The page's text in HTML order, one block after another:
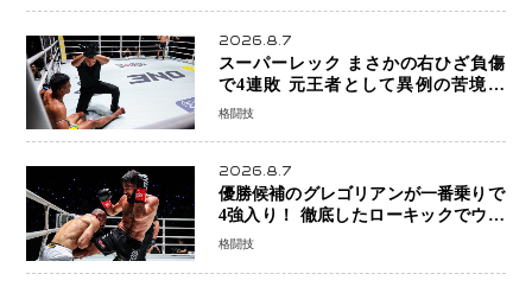
2026.8.7
スーパーレック まさかの右ひざ負傷
で4連敗 元王者として異例の苦境…
「アクシデント」でも消えない危険信
格闘技
2026.8.7
優勝候補のグレゴリアンが一番乗りで
4強入り！ 徹底したローキックでウス
ビャンを攻略、判定勝利
格闘技